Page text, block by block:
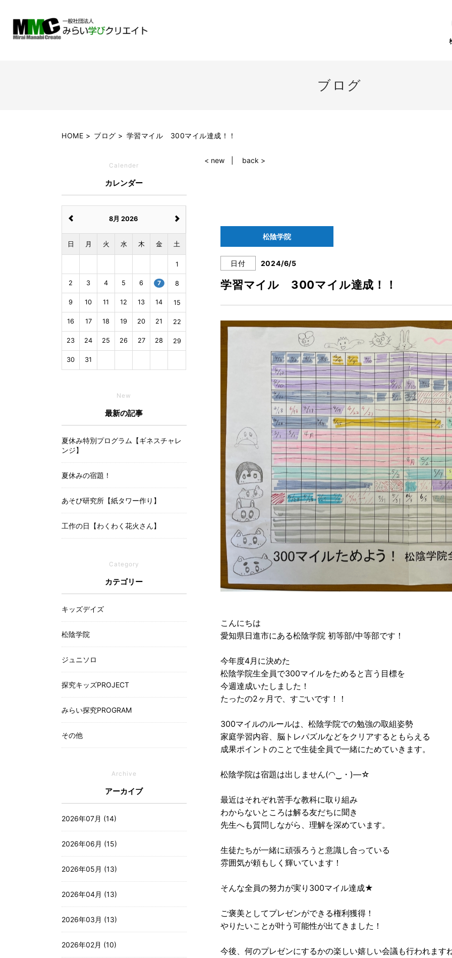
ブログ
HOME ブログ 学習マイル 300マイル達成！！
< new back >
松陰学院
日付 2024/6/5
学習マイル 300マイル達成！！
こんにちは
愛知県日進市にある松陰学院 初等部/中等部です！
今年度4月に決めた
松陰学院生全員で300マイルをためると言う目標を
今週達成いたしました！
たったの2ヶ月で、すごいです！！
300マイルのルールは、松陰学院での勉強の取組姿勢
家庭学習内容、脳トレパズルなどをクリアするともらえる
成果ポイントのことで生徒全員で一緒にためていきます。
松陰学院は宿題は出しません(⁠◠⁠‿⁠・⁠)⁠—⁠☆
最近はそれぞれ苦手な教科に取り組み
わからないところは解る友だちに聞き
先生へも質問しながら、理解を深めています。
生徒たちが一緒に頑張ろうと意識し合っている
雰囲気が頼もしく輝いています！
そんな全員の努力が実り300マイル達成★
ご褒美としてプレゼンができる権利獲得！
やりたいことが叶う可能性が出てきました！
今後、何のプレゼンにするかの楽しい嬉しい会議も行われます
Calender
カレンダー
8月 2026
日 月 火 水 木 金 土
1
2 3 4 5 6 7 8
9 10 11 12 13 14 15
16 17 18 19 20 21 22
23 24 25 26 27 28 29
30 31
New
最新の記事
夏休み特別プログラム【ギネスチャレ
ンジ】
夏休みの宿題！
あそび研究所【紙タワー作り】
工作の日【わくわく花火さん】
Category
カテゴリー
キッズデイズ
松陰学院
ジュニソロ
探究キッズPROJECT
みらい探究PROGRAM
その他
Archive
アーカイブ
2026年07月 (14)
2026年06月 (15)
2026年05月 (13)
2026年04月 (13)
2026年03月 (13)
2026年02月 (10)